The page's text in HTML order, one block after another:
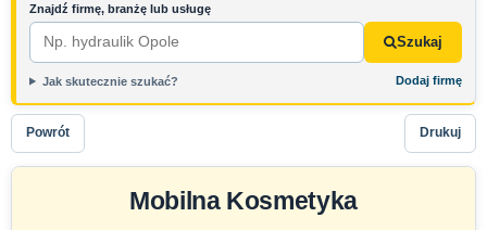
Znajdź firmę, branżę lub usługę
Szukaj
Jak skutecznie szukać? Dodaj firmę
Powrót Drukuj
Mobilna Kosmetyka